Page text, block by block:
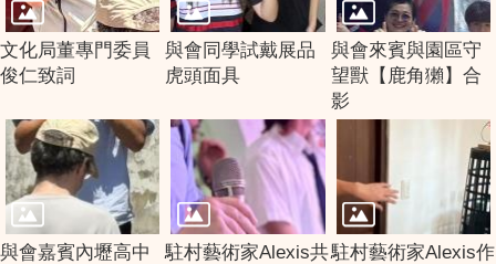
文化局董專門委員
俊仁致詞
與會同學試戴展品
虎頭面具
與會來賓與園區守
望獸【鹿角獺】合
影
與會嘉賓內壢高中
駐村藝術家Alexis共駐村藝術家Alexis作